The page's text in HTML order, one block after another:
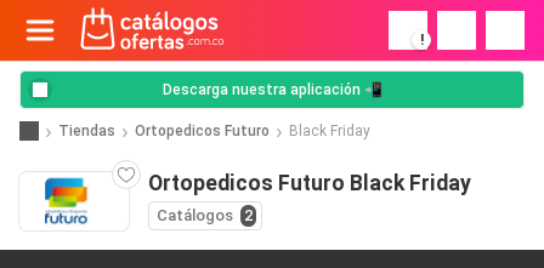
!
Descarga nuestra aplicación 📲
Tiendas Ortopedicos Futuro Black Friday
Ortopedicos Futuro Black Friday
Catálogos 2